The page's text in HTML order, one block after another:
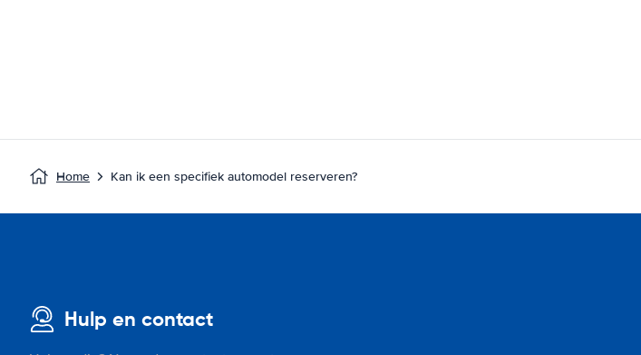
Home Kan ik een specifiek automodel reserveren?
Hulp en contact